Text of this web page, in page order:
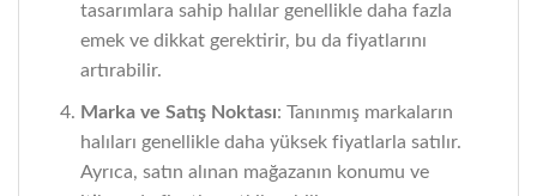
tasarımlara sahip halılar genellikle daha fazla
emek ve dikkat gerektirir, bu da fiyatlarını
artırabilir.
Marka ve Satış Noktası: Tanınmış markaların
halıları genellikle daha yüksek fiyatlarla satılır.
Ayrıca, satın alınan mağazanın konumu ve